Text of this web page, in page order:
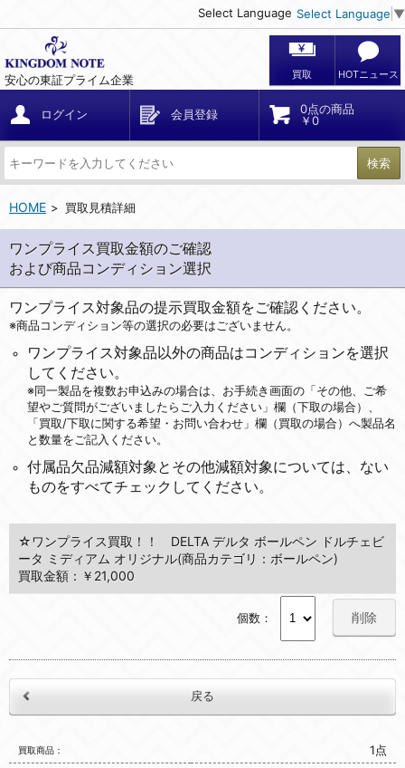
Select Language Select Language ▼
安心の東証プライム企業 買取 HOTニュース
ログイン 会員登録
0点の商品
￥0
検索
HOME 買取見積詳細
ワンプライス買取金額のご確認
および商品コンディション選択
ワンプライス対象品の提示買取金額をご確認ください。
※商品コンディション等の選択の必要はございません。
ワンプライス対象品以外の商品はコンディションを選択
してください。
※同一製品を複数お申込みの場合は、お手続き画面の「その他、ご希
望やご質問がございましたらご入力ください」欄（下取の場合）、
「買取/下取に関する希望・お問い合わせ」欄（買取の場合）へ製品名
と数量をご記入ください。
付属品欠品減額対象とその他減額対象については、ない
ものをすべてチェックしてください。
☆ワンプライス買取！！ DELTA デルタ ボールペン ドルチェビ
ータ ミディアム オリジナル(商品カテゴリ：ボールペン)
買取金額：￥21,000
個数： 削除
買取商品 1点